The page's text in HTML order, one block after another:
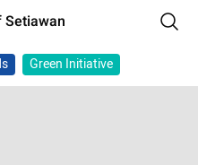
Setiawan
Green Initiative